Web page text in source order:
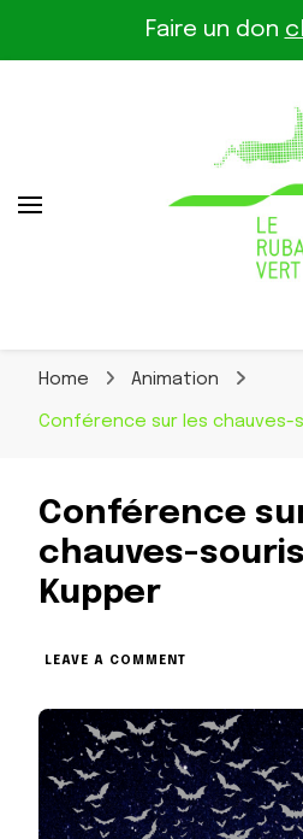
Faire un don
Le Ruban
Home Animation
Conférence sur les chauves-
Conférence
chauves-
Kupper
LEAVE A COMMENT
LES
CHAUVES-
SOURIS
DE
LILOU